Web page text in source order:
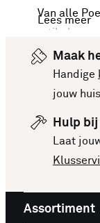
Van alle
artikelen
gezet.
prijzen om
Deze lijst
producten.
inspireren
Lees meer
Maak
Handige
jouw
Hulp
Laat
Assortiment